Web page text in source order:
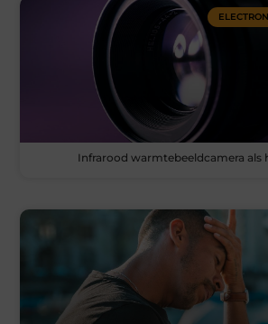
Infrarood warmtebeeldcamera als